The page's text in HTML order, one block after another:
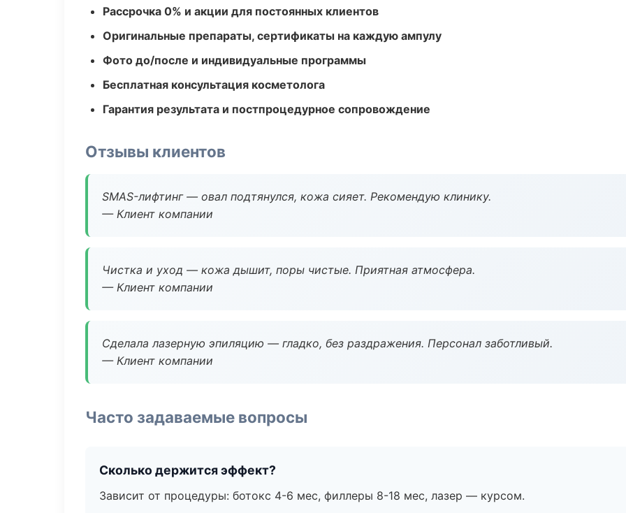
Рассрочка 0% и акции для постоянных клиентов
Оригинальные препараты, сертификаты на каждую ампулу
Фото до/после и индивидуальные программы
Бесплатная консультация косметолога
Гарантия результата и постпроцедурное сопровождение
Отзывы клиентов
SMAS-лифтинг — овал подтянулся, кожа сияет. Рекомендую клинику.
— Клиент компании
Чистка и уход — кожа дышит, поры чистые. Приятная атмосфера.
— Клиент компании
Сделала лазерную эпиляцию — гладко, без раздражения. Персонал заботливый.
— Клиент компании
Часто задаваемые вопросы
Сколько держится эффект?
Зависит от процедуры: ботокс 4-6 мес, филлеры 8-18 мес, лазер — курсом.